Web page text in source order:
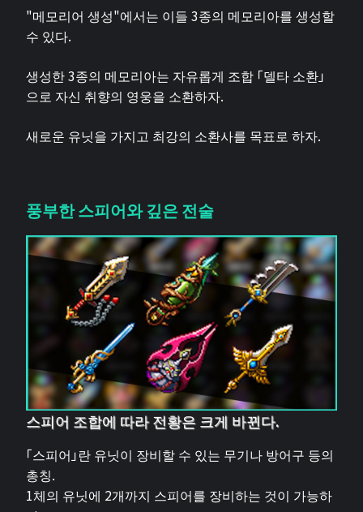
"메모리어 생성"에서는 이들 3종의 메모리아를 생성할
수 있다.
생성한 3종의 메모리아는 자유롭게 조합 「델타 소환」
으로 자신 취향의 영웅을 소환하자.
새로운 유닛을 가지고 최강의 소환사를 목표로 하자.
풍부한 스피어와 깊은 전술
스피어 조합에 따라 전황은 크게 바뀐다.
「스피어」란 유닛이 장비할 수 있는 무기나 방어구 등의
총칭.
1체의 유닛에 2개까지 스피어를 장비하는 것이 가능하